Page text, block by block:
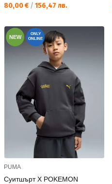
Текуща цена:
80,00 € / 156,47 лв.
NEW
ONLY
ONLINE
PUMA
Суитшърт X POKEMON